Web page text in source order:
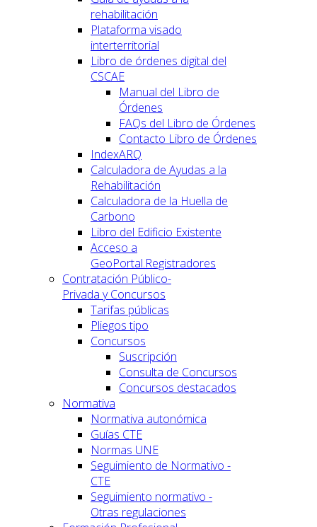
rehabilitación
Plataforma visado
interterritorial
Libro de órdenes digital del
CSCAE
Manual del Libro de
Órdenes
FAQs del Libro de Órdenes
Contacto Libro de Órdenes
IndexARQ
Calculadora de Ayudas a la
Rehabilitación
Calculadora de la Huella de
Carbono
Libro del Edificio Existente
Acceso a
GeoPortal.Registradores
Contratación Público-
Privada y Concursos
Tarifas públicas
Pliegos tipo
Concursos
Suscripción
Consulta de Concursos
Concursos destacados
Normativa
Normativa autonómica
Guías CTE
Normas UNE
Seguimiento de Normativo -
CTE
Seguimiento normativo -
Otras regulaciones